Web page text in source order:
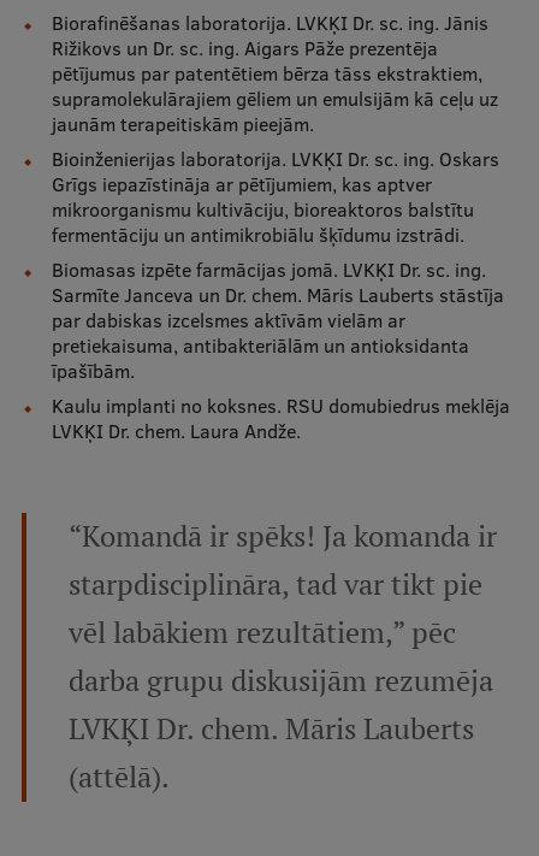
Pedagoģiskās izaugsmes centrs
Kvalifikācijas atbilstības pārbaude
Pētniecība
Zinātniskie institūti un laboratorijas
Pētniecības datu pārvaldība
RSU zinātnes portāls
Zinātnes ietekme
Pētniecības projekti
Vertikāli integrētie projekti
Zinātniskās konferences
Inovāciju centrs
Biorafinēšanas laboratorija. LVKĶI Dr. sc. ing. Jānis
Rižikovs un Dr. sc. ing. Aigars Pāže prezentēja
pētījumus par patentētiem bērza tāss ekstraktiem,
supramolekulārajiem gēliem un emulsijām kā ceļu uz
jaunām terapeitiskām pieejām.
Bioinženierijas laboratorija. LVKĶI Dr. sc. ing. Oskars
Grīgs iepazīstināja ar pētījumiem, kas aptver
mikroorganismu kultivāciju, bioreaktoros balstītu
fermentāciju un antimikrobiālu šķīdumu izstrādi.
Biomasas izpēte farmācijas jomā. LVKĶI Dr. sc. ing.
Sarmīte Janceva un Dr. chem. Māris Lauberts stāstīja
par dabiskas izcelsmes aktīvām vielām ar
pretiekaisuma, antibakteriālām un antioksidanta
īpašībām.
Kaulu implanti no koksnes. RSU domubiedrus meklēja
LVKĶI Dr. chem. Laura Andže.
“Komandā ir spēks! Ja komanda ir
starpdisciplināra, tad var tikt pie
vēl labākiem rezultātiem,” pēc
darba grupu diskusijām rezumēja
LVKĶI Dr. chem. Māris Lauberts
(attēlā).